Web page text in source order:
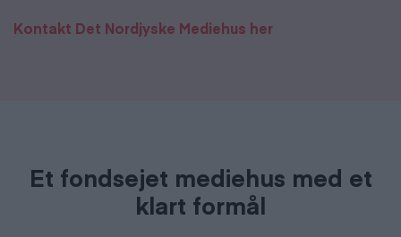
Kontakt Det Nordjyske Mediehus her
Et fondsejet mediehus med et
klart formål